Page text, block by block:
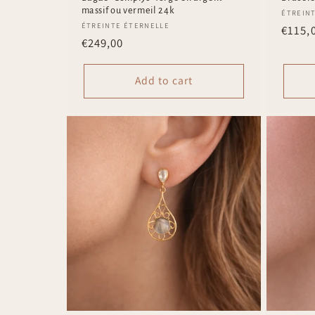
massif ou vermeil 24k
Vendor:
ÉTREINTE ÉTERNELLE
Regular
€249,00
Add to cart